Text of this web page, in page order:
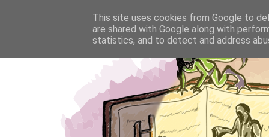
This site uses cookies from Google to
are shared with Google along with
statistics, and to detect and address